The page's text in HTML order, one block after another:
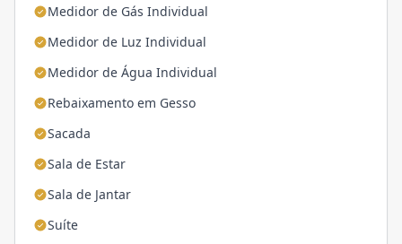
Medidor de Gás Individual
Medidor de Luz Individual
Medidor de Água Individual
Rebaixamento em Gesso
Sacada
Sala de Estar
Sala de Jantar
Suíte